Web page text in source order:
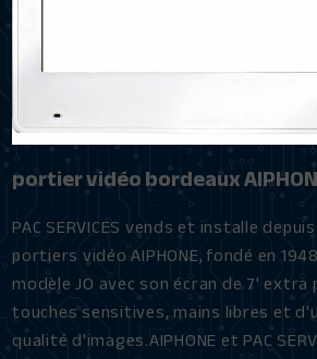
portier vidéo bordeaux
PAC SERVICES vends et installe
portiers vidéo AIPHONE, fondé en
modèle JO avec son écran de 7' extra
touches sensitives, mains libres et
qualité d'images.AIPHONE et PAC